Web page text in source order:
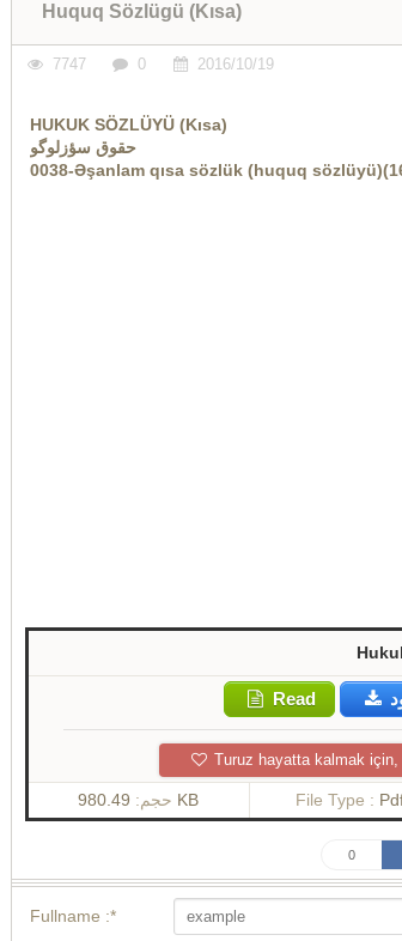
Huquq Sözlügü (Kısa)
7747 0 2016/10/19
HUKUK SÖZLÜYÜ (Kısa)
حقوق سؤزلوگو
0038-Əşanlam qısa sözlük (huquq
Read
Turuz hayatta kalmak için,
حجم: 980.49 KB File Type :
0
Fullname :*